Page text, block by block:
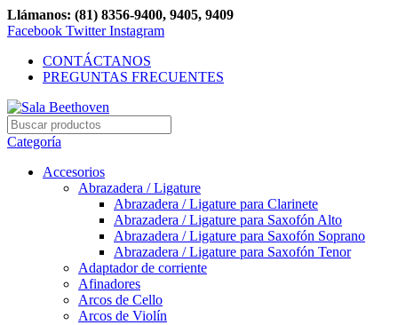
Llámanos: (81) 8356-9400, 9405, 9409
Facebook Twitter Instagram
CONTÁCTANOS
PREGUNTAS FRECUENTES
Categoría
Accesorios
Abrazadera / Ligature
Abrazadera / Ligature para Clarinete
Abrazadera / Ligature para Saxofón Alto
Abrazadera / Ligature para Saxofón Soprano
Abrazadera / Ligature para Saxofón Tenor
Adaptador de corriente
Afinadores
Arcos de Cello
Arcos de Violín